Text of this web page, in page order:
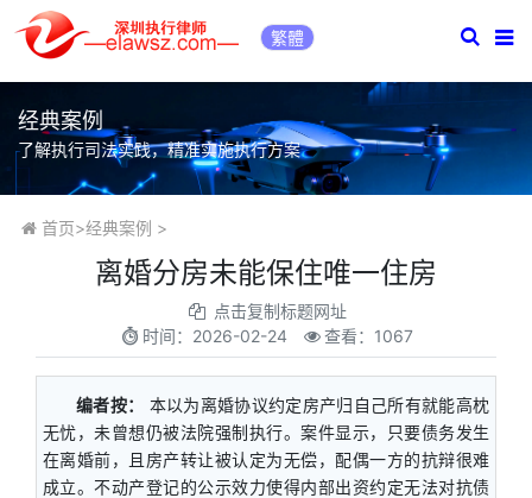
繁體
经典案例
了解执行司法实践，精准实施执行方案
首页>经典案例 >
离婚分房未能保住唯一住房
点击复制标题网址
时间： 2026-02-24 查看：1067
编者按：
本以为离婚协议约定房产归自己所有就能高枕
无忧，未曾想仍被法院强制执行。案件显示，只要债务发生
在离婚前，且房产转让被认定为无偿，配偶一方的抗辩很难
成立。不动产登记的公示效力使得内部出资约定无法对抗债